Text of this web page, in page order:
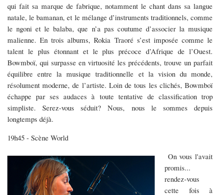
qui fait sa marque de fabrique, notamment le chant dans sa langue
natale, le bamanan, et le mélange d’instruments traditionnels, comme
le ngoni et le balaba, que n’a pas coutume d’associer la musique
malienne. En trois albums, Rokia Traoré s’est imposée comme le
talent le plus étonnant et le plus précoce d’Afrique de l’Ouest.
Bowmboï, qui surpasse en virtuosité les précédents, trouve un parfait
équilibre entre la musique traditionnelle et la vision du monde,
résolument moderne, de l’artiste. Loin de tous les clichés, Bowmboï
échappe par ses audaces à toute tentative de classification trop
simpliste. Serez-vous séduit? Nous, nous le sommes depuis
longtemps déjà.
19h45 - Scène World
On vous l'avait
promis...
rendez-vous
cette fois à